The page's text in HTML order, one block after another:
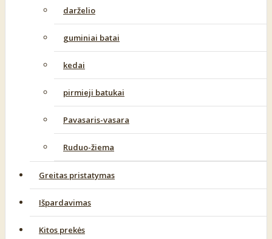
darželio
guminiai batai
kedai
pirmieji batukai
Pavasaris-vasara
Ruduo-žiema
Greitas pristatymas
Išpardavimas
Kitos prekės